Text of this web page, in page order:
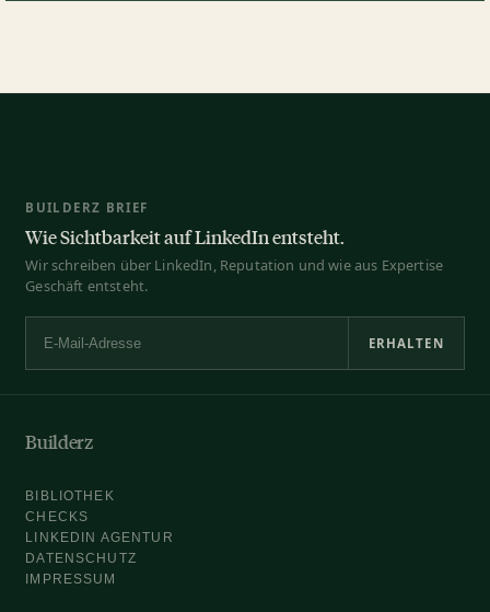
BUILDERZ BRIEF
Wie Sichtbarkeit auf LinkedIn entsteht.
Wir schreiben über LinkedIn, Reputation und wie aus Expertise
Geschäft entsteht.
E-Mail-Adresse
ERHALTEN
Builderz
BIBLIOTHEK
CHECKS
LINKEDIN AGENTUR
DATENSCHUTZ
IMPRESSUM